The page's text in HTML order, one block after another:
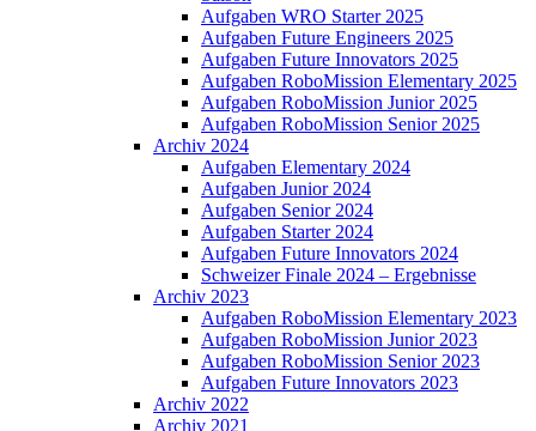
Aufgaben WRO Starter 2025
Aufgaben Future Engineers 2025
Aufgaben Future Innovators 2025
Aufgaben RoboMission Elementary 2025
Aufgaben RoboMission Junior 2025
Aufgaben RoboMission Senior 2025
Archiv 2024
Aufgaben Elementary 2024
Aufgaben Junior 2024
Aufgaben Senior 2024
Aufgaben Starter 2024
Aufgaben Future Innovators 2024
Schweizer Finale 2024 – Ergebnisse
Archiv 2023
Aufgaben RoboMission Elementary 2023
Aufgaben RoboMission Junior 2023
Aufgaben RoboMission Senior 2023
Aufgaben Future Innovators 2023
Archiv 2022
Archiv 2021